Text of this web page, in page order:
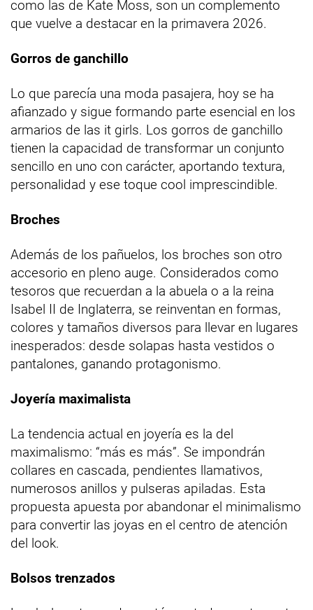
como las de Kate Moss, son un complemento
que vuelve a destacar en la primavera 2026.
Gorros de ganchillo
Lo que parecía una moda pasajera, hoy se ha
afianzado y sigue formando parte esencial en los
armarios de las it girls. Los gorros de ganchillo
tienen la capacidad de transformar un conjunto
sencillo en uno con carácter, aportando textura,
personalidad y ese toque cool imprescindible.
Broches
Además de los pañuelos, los broches son otro
accesorio en pleno auge. Considerados como
tesoros que recuerdan a la abuela o a la reina
Isabel II de Inglaterra, se reinventan en formas,
colores y tamaños diversos para llevar en lugares
inesperados: desde solapas hasta vestidos o
pantalones, ganando protagonismo.
Joyería maximalista
La tendencia actual en joyería es la del
maximalismo: “más es más”. Se impondrán
collares en cascada, pendientes llamativos,
numerosos anillos y pulseras apiladas. Esta
propuesta apuesta por abandonar el minimalismo
para convertir las joyas en el centro de atención
del look.
Bolsos trenzados